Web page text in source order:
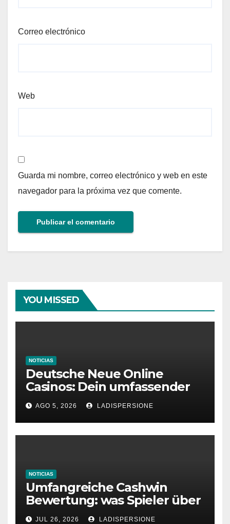
Correo electrónico
Web
Guarda mi nombre, correo electrónico y web en este
navegador para la próxima vez que comente.
YOU MISSED
NOTICIAS
Deutsche Neue Online
Casinos: Dein umfassender
Ratgeber für moderne
Glücksspielplattformen
AGO 5, 2026 LADISPERSIONE
NOTICIAS
Umfangreiche Cashwin
Bewertung: was Spieler über
dieses Casino denken
JUL 26, 2026 LADISPERSIONE